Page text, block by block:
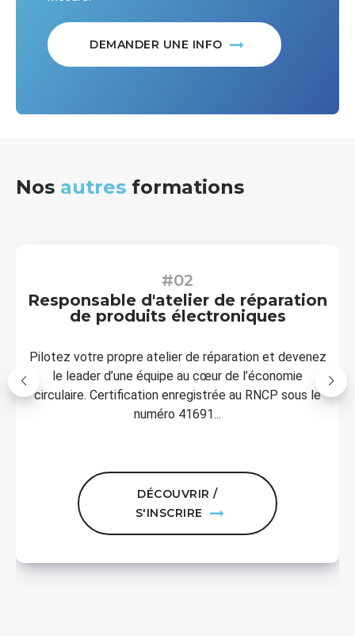
DEMANDER UNE INFO
Nos autres formations
et devenez
sous le
Réparer en Sécurité et
Conformité
Maîtrisez les bonnes pratiques pour
risques et dans le respect des
efficacité, sécurité et conformité : la
professionnelle responsable
DÉCOUVRIR /
S'INSCRIRE